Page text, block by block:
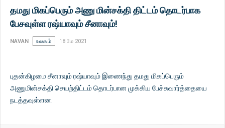
தமது மிகப்பெரும் அணு மின்சக்தி திட்டம் தொடர்பாக
பேசவுள்ள ரஷ்யாவும் சீனாவும்!
NAVAN உலகம் 18 மே 2021
புதன்கிழமை சீனாவும் ரஷ்யாவும் இணைந்து தமது மிகப்பெரும்
அணுமின்சக்தி செயற்திட்டம் தொடர்பான முக்கிய பேச்சுவார்த்தையை
நடத்தவுள்ளன.